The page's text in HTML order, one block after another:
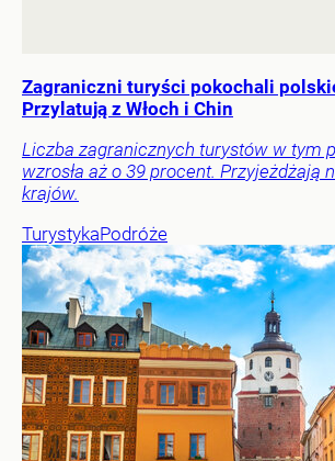
Zagraniczni turyści pokochali
Przylatują z Włoch i Chin
Liczba zagranicznych turystów w tym
wzrosła aż o 39 procent. Przyjeżdżają
krajów.
TurystykaPodróże